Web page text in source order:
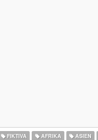
FIKTIVA AFRIKA ASIEN